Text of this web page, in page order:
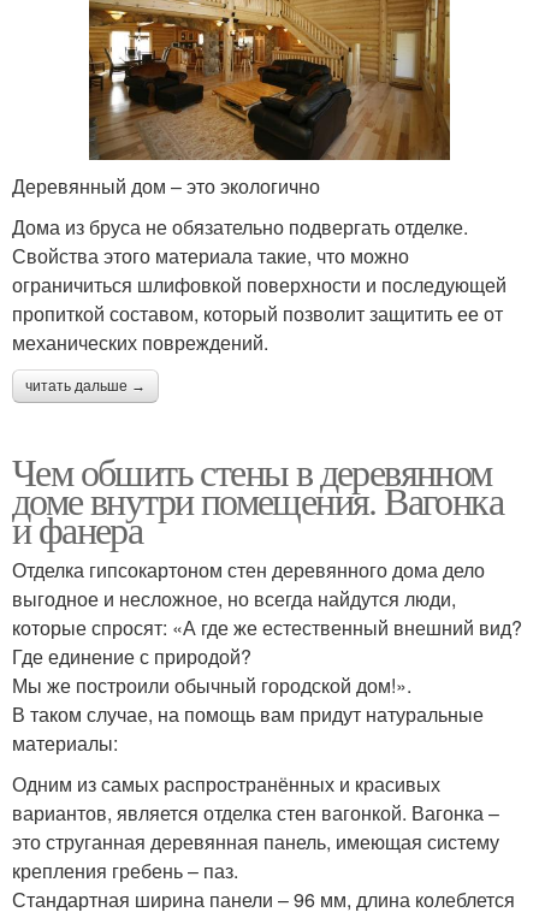
Деревянный дом – это экологично
Дома из бруса не обязательно подвергать отделке.
Свойства этого материала такие, что можно
ограничиться шлифовкой поверхности и последующей
пропиткой составом, который позволит защитить ее от
механических повреждений.
читать дальше →
Чем обшить стены в деревянном
доме внутри помещения. Вагонка
и фанера
Отделка гипсокартоном стен деревянного дома дело
выгодное и несложное, но всегда найдутся люди,
которые спросят: «А где же естественный внешний вид?
Где единение с природой?
Мы же построили обычный городской дом!».
В таком случае, на помощь вам придут натуральные
материалы:
Одним из самых распространённых и красивых
вариантов, является отделка стен вагонкой. Вагонка –
это струганная деревянная панель, имеющая систему
крепления гребень – паз.
Стандартная ширина панели – 96 мм, длина колеблется